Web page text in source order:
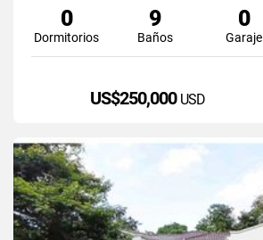
0
Dormitorios
9
Baños
0
Garaje
US$250,000 USD